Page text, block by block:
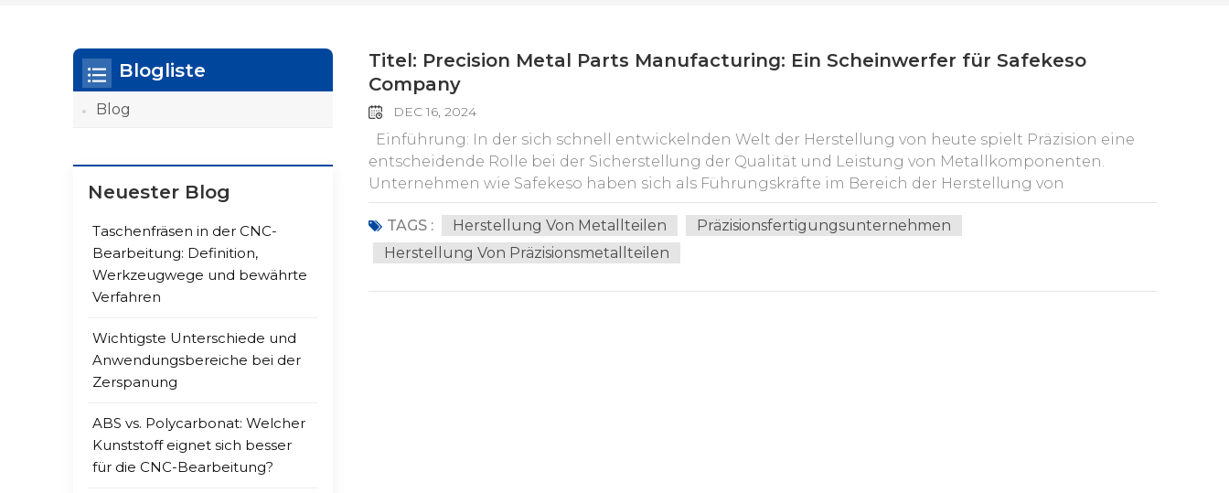
Titel: Precision Metal Parts Manufacturing: Ein Scheinwerfer für Safekeso
Company
DEC 16, 2024
Einführung: In der sich schnell entwickelnden Welt der Herstellung von heute spielt Präzision eine
entscheidende Rolle bei der Sicherstellung der Qualität und Leistung von Metallkomponenten.
Unternehmen wie Safekeso haben sich als Führungskräfte im Bereich der Herstellung von
Präzisionsmetallteilen entwickelt und bieten innovative Lösungen und beispielloses Fachwissen an.
In diesem Blog wird die Bedeutung der Präzision in der Herstellung von Metallteilen beleuchtet und
Safekeso als hervorragendes Beispiel für hervorragende Leistungen in der Branche hervorheben. 1.
erfolgreichen Herstellung von Metallteilen. Von der Luft- und Raumfahrt- und Automobilindustrie bis
TAGS : Herstellung Von Metallteilen
Präzisionsfertigungsunternehmen
Herstellung Von Präzisionsmetallteilen
Blogliste
Blog
Neuester Blog
Taschenfräsen in der CNC-
Bearbeitung: Definition,
Werkzeugwege und bewährte
Verfahren
Wichtigste Unterschiede und
Anwendungsbereiche bei der
Zerspanung
ABS vs. Polycarbonat: Welcher
Kunststoff eignet sich besser
für die CNC-Bearbeitung?